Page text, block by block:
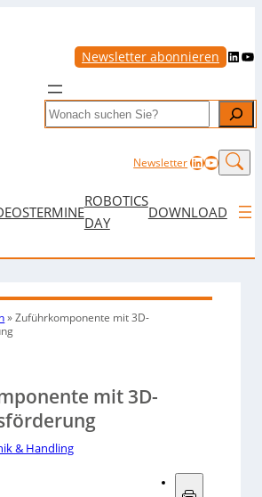
Newsletter abonnieren LinkedIn YouTube
Search
NewsletterLinkedIn
TERMINE
ROBOTICS
DAY
DOWNLOAD
»Zuführkomponente mit 3D-
mit 3D-
& Handling